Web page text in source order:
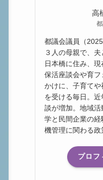
高
都議会議員（2025
３人の母親で、
日本橋に住み、現
保活座談会や育
かけに、子育て
を受ける毎日。
談が増加。地域
学と民間企業の
機管理に関わる政
プロフ